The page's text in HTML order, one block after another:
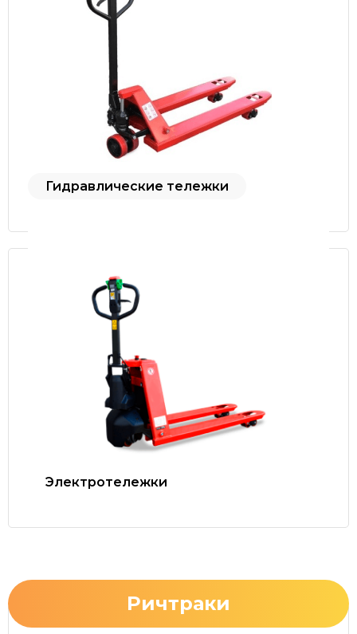
Гидравлические тележки
Электротележки
Ричтраки